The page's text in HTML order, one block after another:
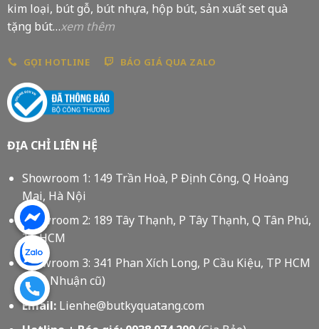
kim loại, bút gỗ, bút nhựa, hộp bút, sản xuất set quà
tặng bút…xem thêm
GỌI HOTLINE BÁO GIÁ QUA ZALO
ĐỊA CHỈ LIÊN HỆ
Showroom 1: 149 Trần Hoà, P Định Công, Q Hoàng
Mai, Hà Nội
Showroom 2: 189 Tây Thạnh, P Tây Thạnh, Q Tân Phú,
Tp HCM
Showroom 3: 341 Phan Xích Long, P Cầu Kiệu, TP HCM
(Phú Nhuận cũ)
Email:Lienhe@butkyquatang.com